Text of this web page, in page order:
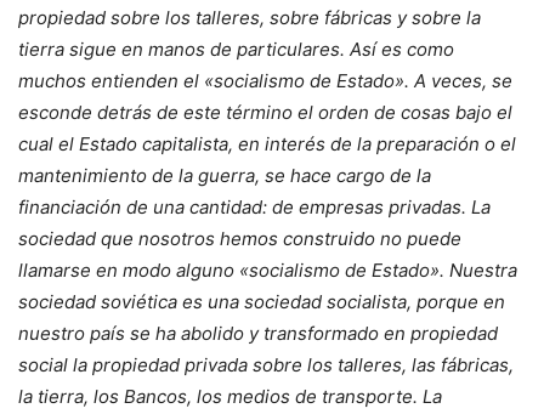
propiedad sobre los talleres, sobre fábricas y sobre la
tierra sigue en manos de particulares. Así es como
muchos entienden el «socialismo de Estado». A veces, se
esconde detrás de este término el orden de cosas bajo el
cual el Estado capitalista, en interés de la preparación o el
mantenimiento de la guerra, se hace cargo de la
financiación de una cantidad: de empresas privadas. La
sociedad que nosotros hemos construido no puede
llamarse en modo alguno «socialismo de Estado». Nuestra
sociedad soviética es una sociedad socialista, porque en
nuestro país se ha abolido y transformado en propiedad
social la propiedad privada sobre los talleres, las fábricas,
la tierra, los Bancos, los medios de transporte. La